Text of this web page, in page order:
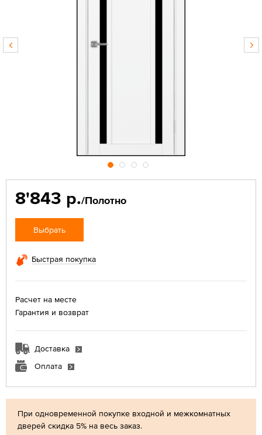
При одновременной покупке входной и межкомнатных
дверей скидка 5% на весь заказ.
8'843 р./Полотно
Выбрать
Быстрая покупка
Расчет на месте
Гарантия и возврат
Доставка
Оплата